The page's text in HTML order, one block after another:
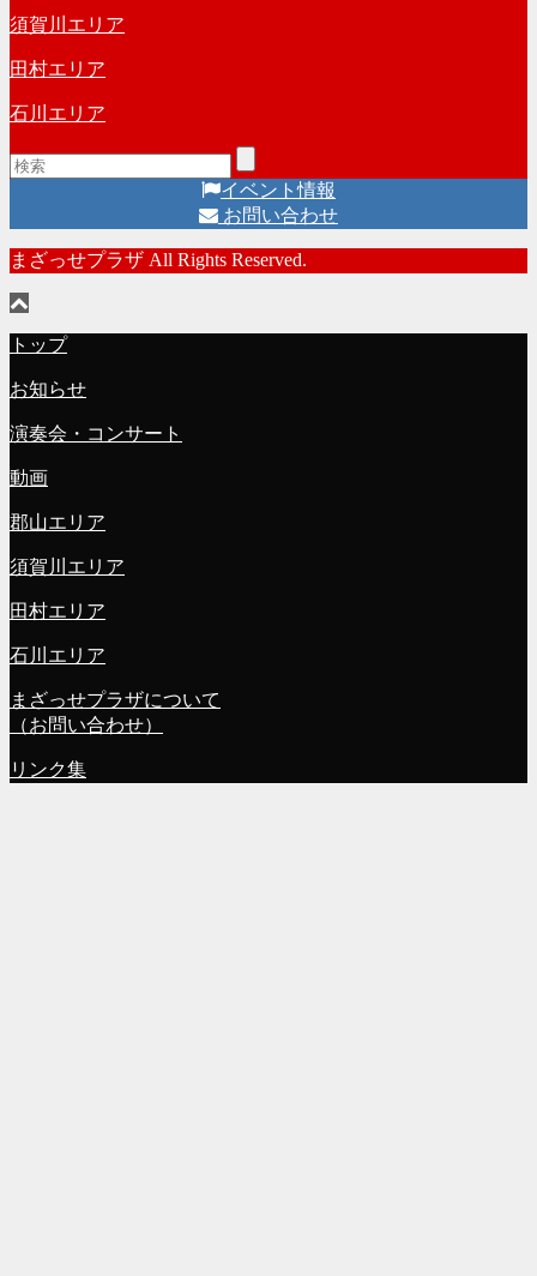
須賀川エリア
田村エリア
石川エリア
イベント情報
お問い合わせ
まざっせプラザ All Rights Reserved.
トップ
お知らせ
演奏会・コンサート
動画
郡山エリア
須賀川エリア
田村エリア
石川エリア
まざっせプラザについて
（お問い合わせ）
リンク集